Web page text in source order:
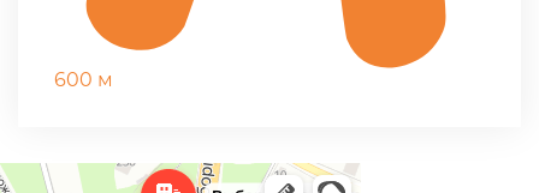
600 м